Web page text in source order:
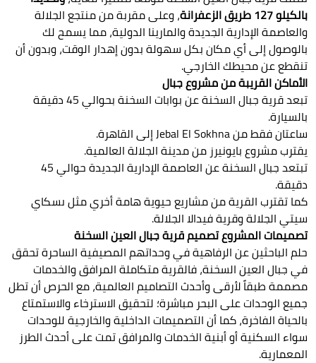
بالكيلو 127 طريق الزعفرانة
، وعلى مقربة من منتجع الجلالة
والعاصمة الإدارية الجديدة والمارينا الدولية، مما يسمح لك
بالوصول إلى أي مكان بكل سهولة بدون إهدار الوقت، وبدون أن
تنقطع عن محيطك الخارجي.
الأماكن القريبة من مشروع جبال
تبعد قرية جبال السخنة عن بوابات السخنة بحوالي 45 دقيقة
بالسيارة.
ساعتان فقط من Jebal El Sokhna إلى القاهرة.
يقترب مشروع بايونيرز من مدينة الجلالة العالمية.
تبتعد جبال السخنة عن العاصمة الإدارية الجديدة حوالي 45
دقيقة.
كما تقترب القرية من مشاريع حيوية هامة أخري مثل ىسكاي
سيتي الجلالة وقرية فيدالا الجلالة.
تصميمات المشروع تصميم قرية جبال العين السخنة
حلم الباحثين عن الرفاهية في وحداتهم المصيفية الساحرة تحقق
في جبال العين السخنة، فالقرية متكاملة المرافق والخدمات
مصممة طبقاً لأرقى وأحدث التصاميم العالمية، مع الحرص أن تطل
جميع الوحدات على البحر مباشرة؛ لتحقيق الاسترخاء والاستمتاع
بالحياة الفاخرة، كما أن التصميمات الداخلية والخارجية للوحدات
سواء السكنية أو أبنية الخدمات والمرافق تمت على أحدث الطرز
المعمارية.